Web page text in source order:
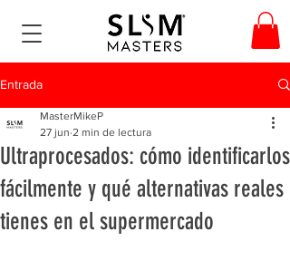
Entrada
Ultraprocesados: cómo identificarlos
fácilmente y qué alternativas reales
tienes en el supermercado
MasterMikeP
27 jun 2 min de lectura